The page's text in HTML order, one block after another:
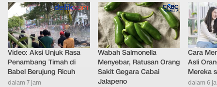
Video: Aksi Unjuk Rasa
Penambang Timah di
Babel Berujung Ricuh
dalam 7 jam
Wabah Salmonella
Menyebar, Ratusan Orang
Sakit Gegara Cabai
Jalapeno
Cara
Asli
Mereka
dalam 6